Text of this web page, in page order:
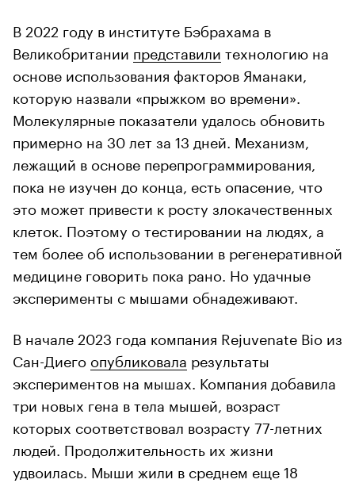
В 2022 году в институте Бэбрахама в
Великобритании представили технологию на
основе использования факторов Яманаки,
которую назвали «прыжком во времени».
Молекулярные показатели удалось обновить
примерно на 30 лет за 13 дней. Механизм,
лежащий в основе перепрограммирования,
пока не изучен до конца, есть опасение, что
это может привести к росту злокачественных
клеток. Поэтому о тестировании на людях, а
тем более об использовании в регенеративной
медицине говорить пока рано. Но удачные
эксперименты с мышами обнадеживают.
В начале 2023 года компания Rejuvenate Bio из
Сан-Диего опубликовала результаты
экспериментов на мышах. Компания добавила
три новых гена в тела мышей, возраст
которых соответствовал возрасту 77-летних
людей. Продолжительность их жизни
удвоилась. Мыши жили в среднем еще 18